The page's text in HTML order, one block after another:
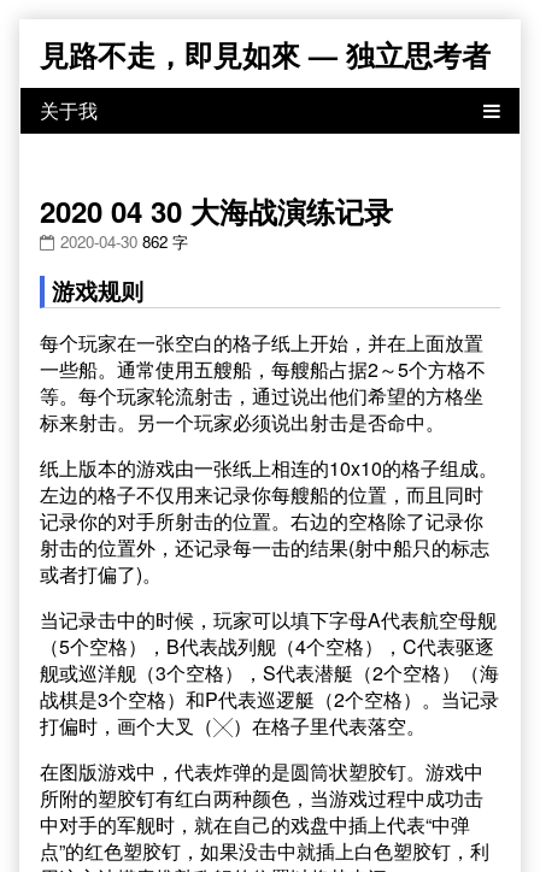
content
見路不走，即見如來 — 独立思考者
2020 04 30 大海战演练记录
2020-04-30 862 字
游戏规则
每个玩家在一张空白的格子纸上开始，并在上面放置
一些船。通常使用五艘船，每艘船占据2～5个方格不
等。每个玩家轮流射击，通过说出他们希望的方格坐
标来射击。另一个玩家必须说出射击是否命中。
纸上版本的游戏由一张纸上相连的10x10的格子组成。
左边的格子不仅用来记录你每艘船的位置，而且同时
记录你的对手所射击的位置。右边的空格除了记录你
射击的位置外，还记录每一击的结果(射中船只的标志
或者打偏了)。
当记录击中的时候，玩家可以填下字母A代表航空母舰
（5个空格），B代表战列舰（4个空格），C代表驱逐
舰或巡洋舰（3个空格），S代表潜艇（2个空格）（海
战棋是3个空格）和P代表巡逻艇（2个空格）。当记录
打偏时，画个大叉（╳）在格子里代表落空。
在图版游戏中，代表炸弹的是圆筒状塑胶钉。游戏中
所附的塑胶钉有红白两种颜色，当游戏过程中成功击
中对手的军舰时，就在自己的戏盘中插上代表“中弹
点”的红色塑胶钉，如果没击中就插上白色塑胶钉，利